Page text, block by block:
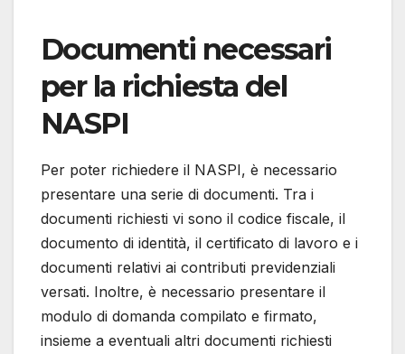
Documenti necessari
per la richiesta del
NASPI
Per poter richiedere il NASPI, è necessario
presentare una serie di documenti. Tra i
documenti richiesti vi sono il codice fiscale, il
documento di identità, il certificato di lavoro e i
documenti relativi ai contributi previdenziali
versati. Inoltre, è necessario presentare il
modulo di domanda compilato e firmato,
insieme a eventuali altri documenti richiesti